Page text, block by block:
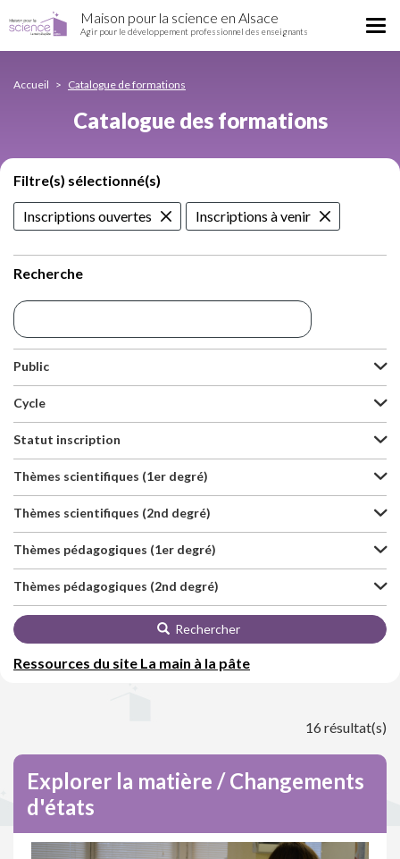
Catalogue
des
au
Maison pour la science en Alsace
Agir pour le développement professionnel des enseignants
Accueil Catalogue de formations
Catalogue des formations
Filtre(s) sélectionné(s)
Inscriptions ouvertes Inscriptions à venir
Recherche
Public
Cycle
Statut inscription
Thèmes scientifiques (1er degré)
Thèmes scientifiques (2nd degré)
Thèmes pédagogiques (1er degré)
Thèmes pédagogiques (2nd degré)
Rechercher
Ressources du site La main à la pâte
16 résultat(s)
Explorer la matière / Changements
d'états